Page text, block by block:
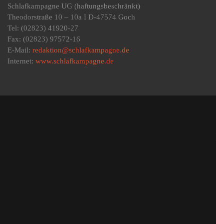
Schlafkampagne UG (haftungsbeschränkt)
Theodorstraße 10 – 10a I D-47574 Goch
Tel: (02823) 41920-27
Fax: (02823) 97572-16
E-Mail: redaktion@schlafkampagne.de
Internet: www.schlafkampagne.de